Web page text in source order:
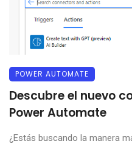
POWER AUTOMATE
Descubre el nuevo
Power Automate
¿Estás buscando la manera